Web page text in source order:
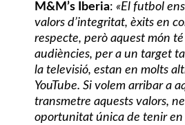
M&M’s Iberia: «El futbol
valors d’integritat, èxits en
respecte, però aquest món
audiències, per a un target
la televisió, estan en molts
YouTube. Si volem arribar a
transmetre aquests valors,
oportunitat única de tenir en